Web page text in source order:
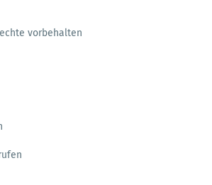
vorbehalten